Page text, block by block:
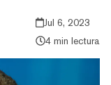
Jul 6, 2023
4 min lectura